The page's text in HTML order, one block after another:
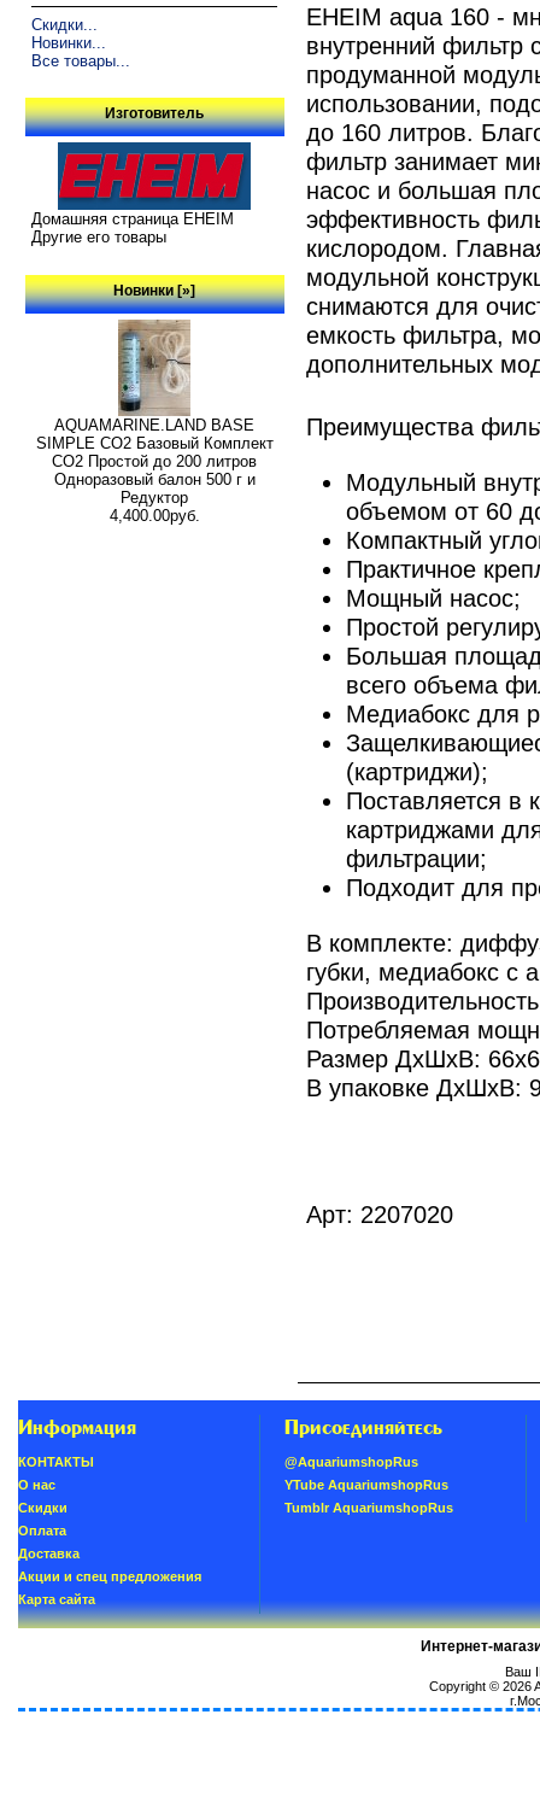
Скидки...
Новинки...
Все товары...
Изготовитель
Домашняя страница EHEIM
Другие его товары
Новинки [»]
AQUAMARINE.LAND BASE
SIMPLE СО2 Базовый Комплект
СО2 Простой до 200 литров
Одноразовый балон 500 г и
Редуктор
4,400.00руб.
EHEIM aqua 160 -
внутренний фильтр
продуманной
использовании,
до 160 литров.
фильтр занимает
насос и большая
эффективность
кислородом.
модульной
снимаются для
емкость фильтра,
дополнительных
Преимущества
Модульный
объемом от 60
Компактный
Практичное
Мощный насос;
Простой
Большая
всего объема
Медиабокс для
(картриджи);
Поставляется в
картриджами
фильтрации;
Подходит для
В комплекте:
губки, медиабокс с
Потребляемая
Размер ДхШхВ:
В упаковке ДхШхВ:
Арт: 2207020
Информация
КОНТАКТЫ
О нас
Скидки
Oплатa
Доставка
Акции и спец предложения
Карта сайта
Присоединяйтесь
@AquariumshopRus
YTube AquariumshopRus
Tumblr AquariumshopRus
Интернет-
Ваш
Copyright © 2026